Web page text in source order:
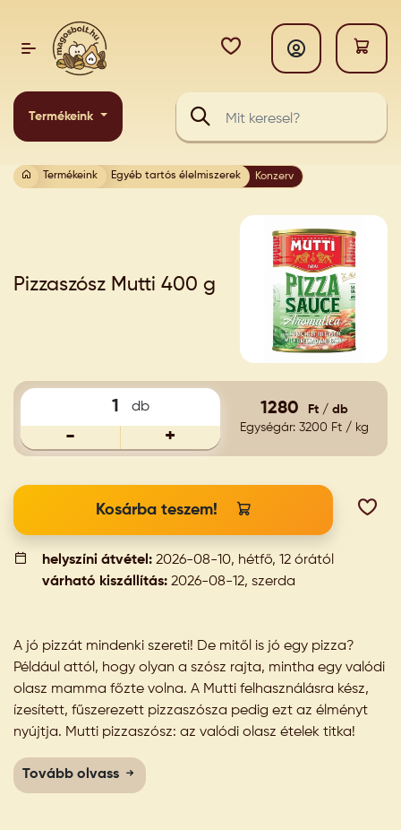
Termékeink
Termékeink Egyéb tartós élelmiszerek Konzerv
Pizzaszósz Mutti 400 g
db
- +
1280
Ft / db
Egységár: 3200 Ft / kg
Kosárba teszem!
helyszíni átvétel: 2026-08-10, hétfő, 12 órától
várható kiszállítás: 2026-08-12, szerda
A jó pizzát mindenki szereti! De mitől is jó egy pizza?
Például attól, hogy olyan a szósz rajta, mintha egy valódi
olasz mamma főzte volna. A Mutti felhasználásra kész,
ízesített, fűszerezett pizzaszósza pedig ezt az élményt
nyújtja. Mutti pizzaszósz: az valódi olasz ételek titka!
Tovább olvass